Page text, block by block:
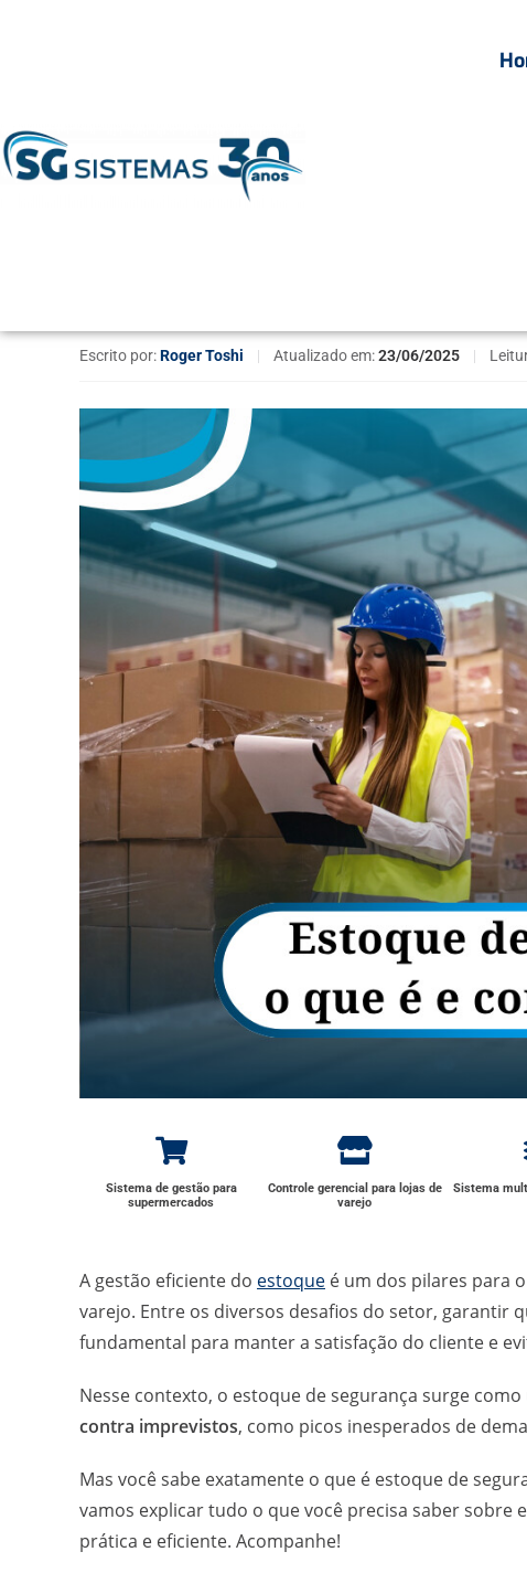
Escrito por:Roger Toshi | Atualizado em:23/06/2025 |
Sistema de gestão para
supermercados
Controle gerencial para lojas de
varejo
Sistema
A gestão eficiente do estoque é um dos pilares para
varejo. Entre os diversos desafios do setor, garantir
fundamental para manter a satisfação do cliente e
Nesse contexto, o estoque de segurança surge como
contra imprevistos, como picos inesperados de
Mas você sabe exatamente o que é estoque de
vamos explicar tudo o que você precisa saber
prática e eficiente. Acompanhe!